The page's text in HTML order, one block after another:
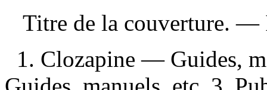
Titre de la couverture. —
1. Clozapine — Guides,